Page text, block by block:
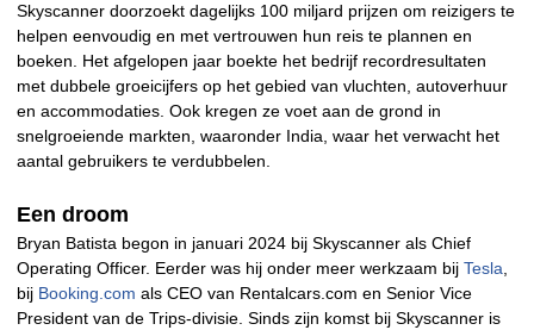
Skyscanner doorzoekt dagelijks 100 miljard prijzen om reizigers te
helpen eenvoudig en met vertrouwen hun reis te plannen en
boeken. Het afgelopen jaar boekte het bedrijf recordresultaten
met dubbele groeicijfers op het gebied van vluchten, autoverhuur
en accommodaties. Ook kregen ze voet aan de grond in
snelgroeiende markten, waaronder India, waar het verwacht het
aantal gebruikers te verdubbelen.
Een droom
Bryan Batista begon in januari 2024 bij Skyscanner als Chief
Operating Officer. Eerder was hij onder meer werkzaam bij Tesla
bij Booking.com als CEO van Rentalcars.com en Senior Vice
President van de Trips-divisie. Sinds zijn komst bij Skyscanner is